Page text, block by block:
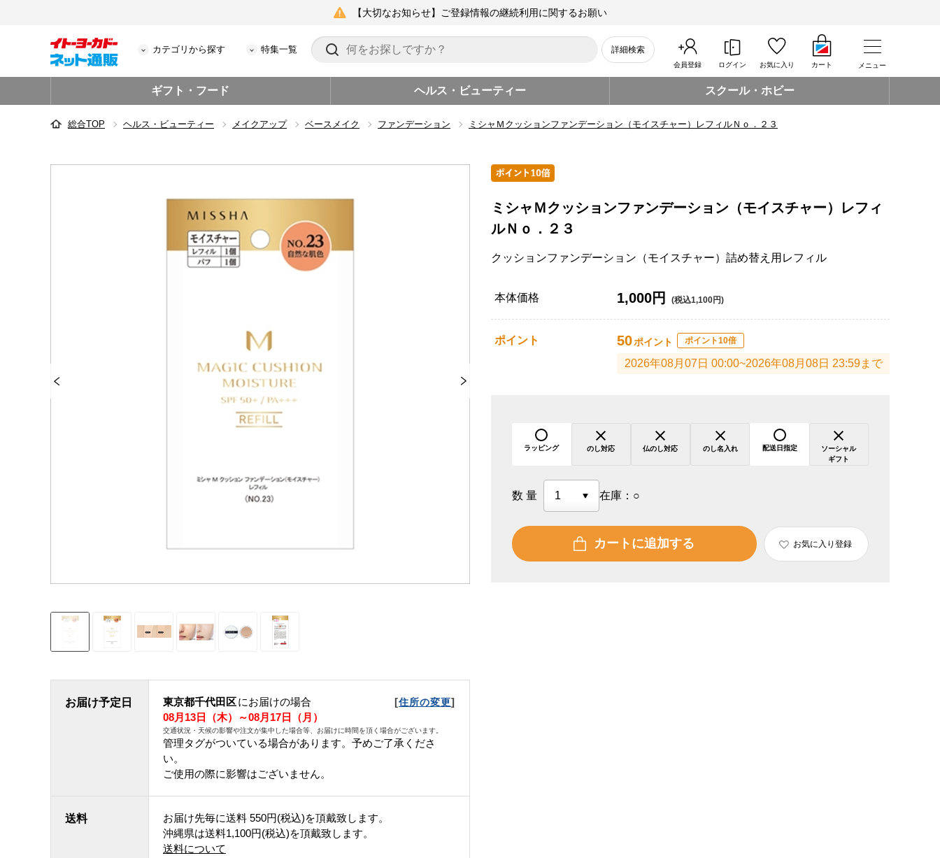
【大切なお知らせ】ご登録情報の継続利用に関するお願い
カテゴリから探す 特集一覧 詳細検索
会員登録 ログイン お気に入り カート メニュー
ギフト・フード ヘルス・ビューティー スクール・ホビー
総合TOP ヘルス・ビューティー メイクアップ ベースメイク ファンデーション ミシャＭクッションファンデーション（モイスチャー）レフィルＮｏ．２３
お届け予定日 東京都千代田区にお届けの場合 [住所の変更]
08月13日（木）～08月17日（月）
交通状況・天候の影響や注文が集中した場合等、お届けに時間を頂く場合がございます。
管理タグがついている場合があります。予めご了承くださ
い。
ご使用の際に影響はございません。
送料 お届け先毎に送料 550円(税込)を頂戴致します。
沖縄県は送料1,100円(税込)を頂戴致します。
送料について
ミシャＭクッションファンデーション（モイスチャー）レフィ
ルＮｏ．２３
クッションファンデーション（モイスチャー）詰め替え用レフィル
本体価格 1,000円 (税込1,100円)
ポイント 50ポイント ポイント10倍
2026年08月07日 00:00~2026年08月08日 23:59まで
ラッピング のし対応 仏のし対応 のし名入れ 配送日指定
ソーシャル
ギフト
数量 在庫： ○
カートに追加する お気に入り登録